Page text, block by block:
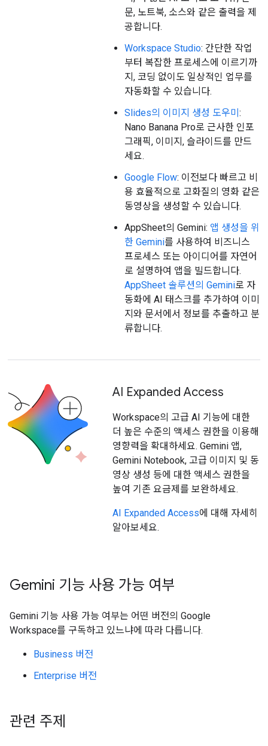
문, 노트북, 소스와 같은 출력을 제
공합니다.
Workspace Studio: 간단한 작업
부터 복잡한 프로세스에 이르기까
지, 코딩 없이도 일상적인 업무를
자동화할 수 있습니다.
Slides의 이미지 생성 도우미 :
Nano Banana Pro로 근사한 인포
그래픽, 이미지, 슬라이드를 만드
세요.
Google Flow: 이전보다 빠르고 비
용 효율적으로 고화질의 영화 같은
동영상을 생성할 수 있습니다.
AppSheet의 Gemini: 앱 생성을 위
한 Gemini를 사용하여 비즈니스
프로세스 또는 아이디어를 자연어
로 설명하여 앱을 빌드합니다.
AppSheet 솔루션의 Gemini로 자
동화에 AI 태스크를 추가하여 이미
지와 문서에서 정보를 추출하고 분
류합니다.
AI Expanded Access
Workspace의 고급 AI 기능에 대한
더 높은 수준의 액세스 권한을 이용해
영향력을 확대하세요. Gemini 앱,
Gemini Notebook, 고급 이미지 및 동
영상 생성 등에 대한 액세스 권한을
높여 기존 요금제를 보완하세요.
AI Expanded Access에 대해 자세히
알아보세요.
Gemini 기능 사용 가능 여부
Gemini 기능 사용 가능 여부는 어떤 버전의 Google
Workspace를 구독하고 있느냐에 따라 다릅니다.
Business 버전
Enterprise 버전
관련 주제